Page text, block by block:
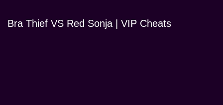
Bra Thief VS Red Sonja | VIP Cheats